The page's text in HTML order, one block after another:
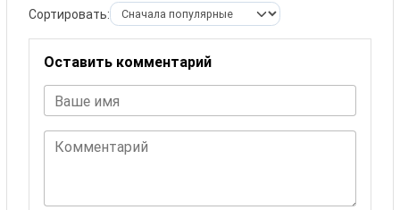
Сортировать:
Оставить комментарий
Ваше имя
Комментарий